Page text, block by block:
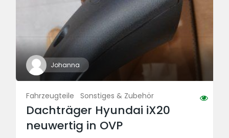
Johanna
Fahrzeugteile Sonstiges & Zubehör
Dachträger Hyundai iX20
neuwertig in OVP